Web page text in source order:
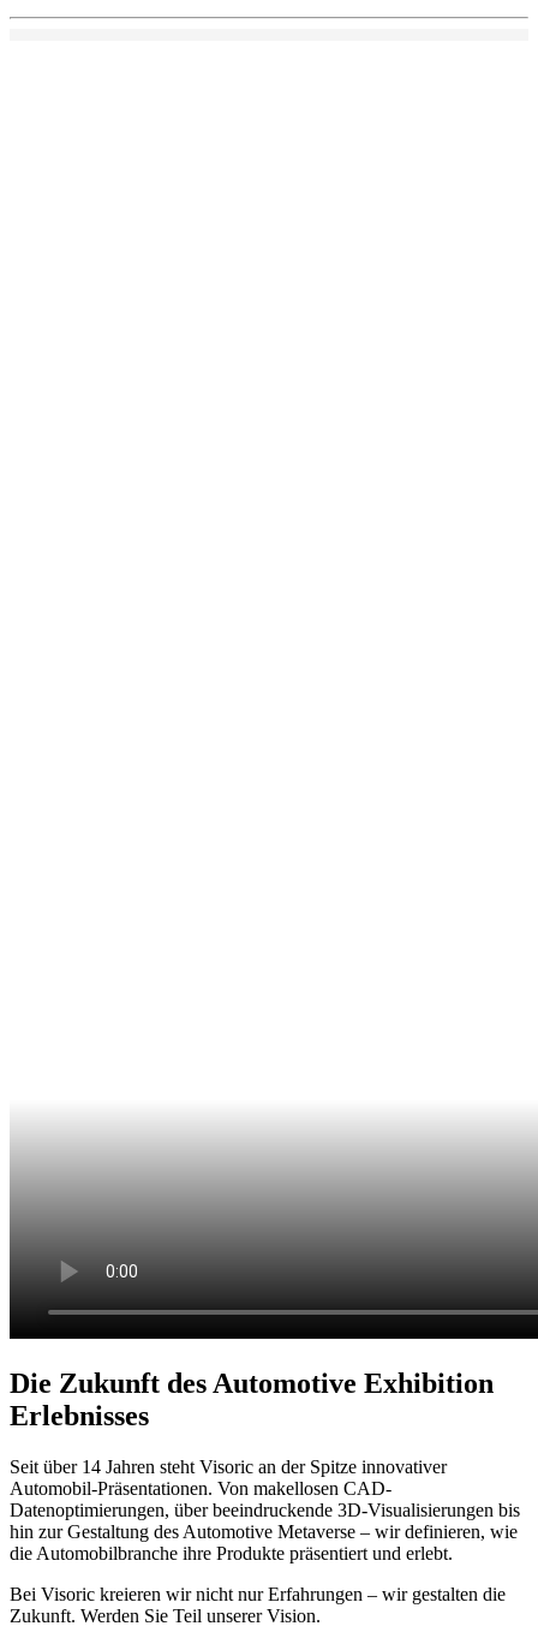
Die Zukunft des Automotive Exhibition
Erlebnisses
Seit über 14 Jahren steht Visoric an der Spitze innovativer
Automobil-Präsentationen. Von makellosen CAD-
Datenoptimierungen, über beeindruckende 3D-Visualisierungen bis
hin zur Gestaltung des Automotive Metaverse – wir definieren, wie
die Automobilbranche ihre Produkte präsentiert und erlebt.
Bei Visoric kreieren wir nicht nur Erfahrungen – wir gestalten die
Zukunft. Werden Sie Teil unserer Vision.